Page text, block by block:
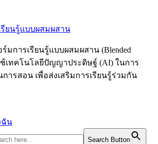
การเรียนรู้แบบผสมผสาน (Blended
ช้เทคโนโลยีปัญญาประดิษฐ์ (AI) ในการ
การสอน เพื่อส่งเสริมการเรียนรู้ร่วมกัน
ฉัน
Search Button